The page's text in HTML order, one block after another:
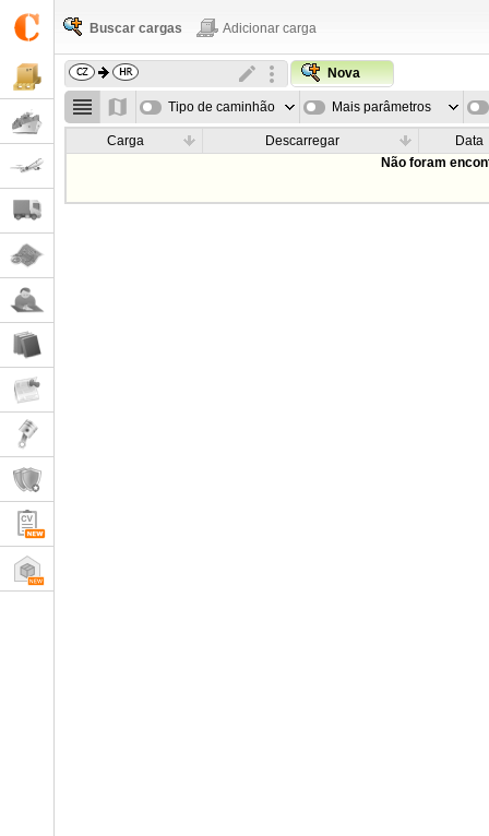
Buscar cargas Adicionar carga
Nova
Tipo de caminhão Mais parâmetros
Carga Descarregar
Data
Não foram